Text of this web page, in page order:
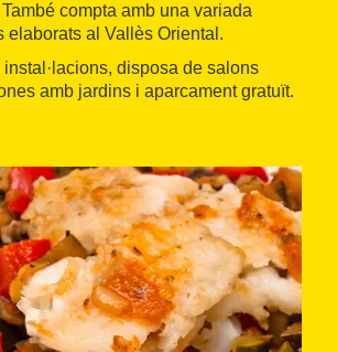
compta amb una variada
elaborats al Vallès Oriental.
disposa de salons
amb jardins i aparcament gratuït.